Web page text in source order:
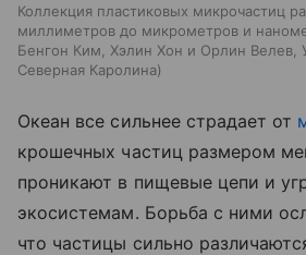
Коллекция пластиковых микрочастиц
миллиметров до микрометров и
Бенгон Ким, Хэлин Хон и Орлин Велев,
Северная Каролина
Океан все сильнее страдает от
крошечных частиц размером
проникают в пищевые цепи и
экосистемам. Борьба с ними
что частицы сильно